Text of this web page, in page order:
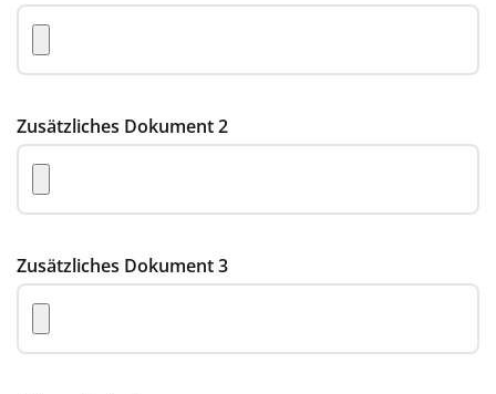
Zusätzliches Dokument 2
Zusätzliches Dokument 3